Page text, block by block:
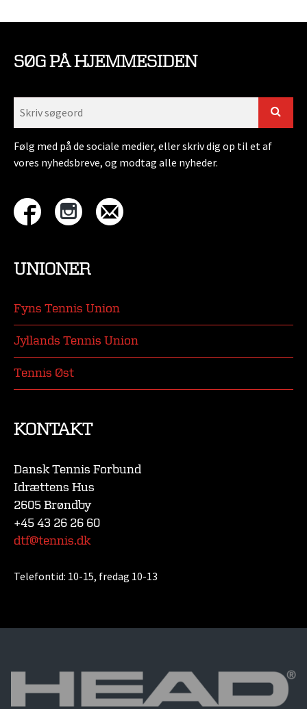
SØG PÅ HJEMMESIDEN
Følg med på de sociale medier, eller skriv dig op til et af
vores nyhedsbreve, og modtag alle nyheder.
UNIONER
Fyns Tennis Union
Jyllands Tennis Union
Tennis Øst
KONTAKT
Dansk Tennis Forbund
Idrættens Hus
2605 Brøndby
+45 43 26 26 60
dtf@tennis.dk
Telefontid: 10-15, fredag 10-13